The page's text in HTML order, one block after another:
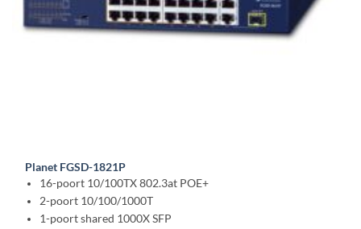
Planet FGSD-1821P
16-poort 10/100TX 802.3at POE+
2-poort 10/100/1000T
1-poort shared 1000X SFP